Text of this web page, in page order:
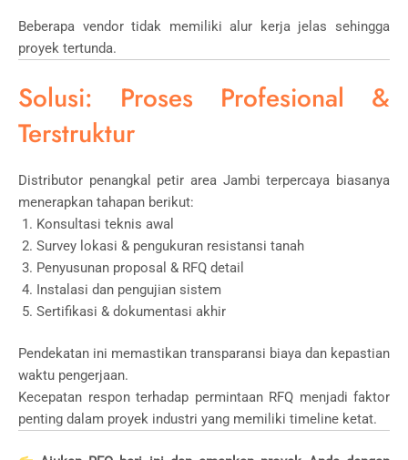
Beberapa vendor tidak memiliki alur kerja jelas sehingga
proyek tertunda.
Solusi: Proses Profesional &
Terstruktur
Distributor penangkal petir area Jambi terpercaya biasanya
menerapkan tahapan berikut:
Konsultasi teknis awal
Survey lokasi & pengukuran resistansi tanah
Penyusunan proposal & RFQ detail
Instalasi dan pengujian sistem
Sertifikasi & dokumentasi akhir
Pendekatan ini memastikan transparansi biaya dan kepastian
waktu pengerjaan.
Kecepatan respon terhadap permintaan RFQ menjadi faktor
penting dalam proyek industri yang memiliki timeline ketat.